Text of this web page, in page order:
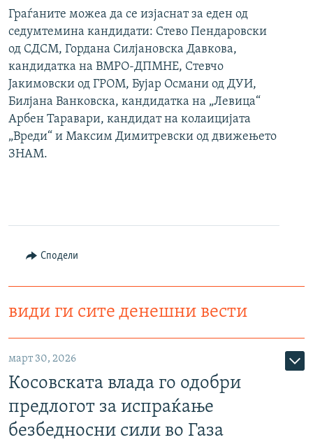
Граѓаните можеа да се изјаснат за еден од
седумтемина кандидати: Стево Пендаровски
од СДСМ, Гордана Силјановска Давкова,
кандидатка на ВМРО-ДПМНЕ, Стевчо
Јакимовски од ГРОМ, Бујар Османи од ДУИ,
Билјана Ванковска, кандидатка на „Левица“
Арбен Таравари, кандидат на колаицијата
„Вреди“ и Максим Димитревски од движењето
ЗНАМ.
Сподели
види ги сите денешни вести
март 30, 2026
Косовската влада го одобри
предлогот за испраќање
безбедносни сили во Газа